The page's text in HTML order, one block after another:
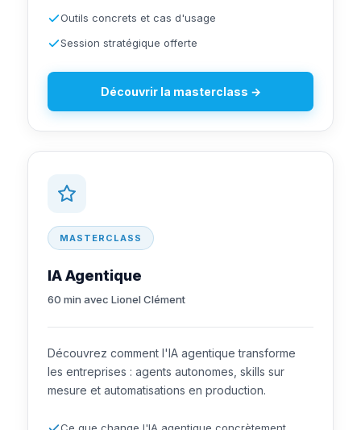
Outils concrets et cas d'usage
Session stratégique offerte
Découvrir la masterclass →
MASTERCLASS
IA Agentique
60 min avec Lionel Clément
Découvrez comment l'IA agentique transforme
les entreprises : agents autonomes, skills sur
mesure et automatisations en production.
Ce que change l'IA agentique concrètement